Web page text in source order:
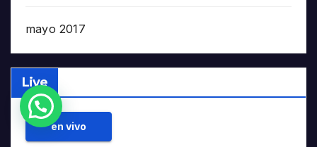
mayo 2017
Live
en vivo